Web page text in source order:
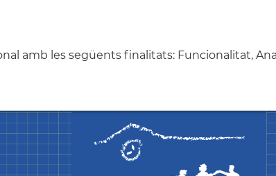
amb les següents finalitats: Funcionalitat,